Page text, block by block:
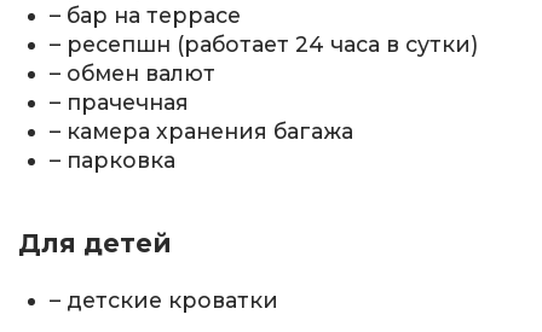
– бар на террасе
– ресепшн (работает 24 часа в сутки)
– обмен валют
– прачечная
– камера хранения багажа
– парковка
Для детей
– детские кроватки